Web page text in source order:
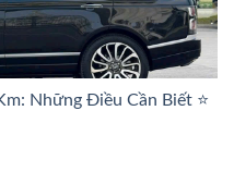
Những Điều Cần Biết ⭐